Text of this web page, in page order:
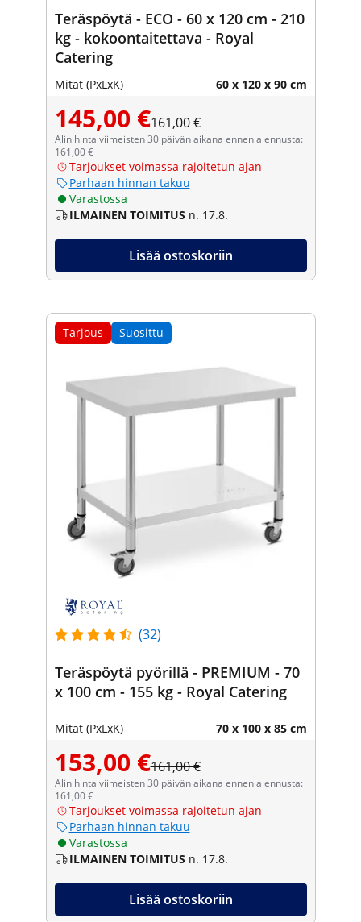
Teräspöytä - ECO - 60 x 120 cm - 210
kg - kokoontaitettava - Royal
Catering
Mitat (PxLxK) 60 x 120 x 90 cm
145,00 €161,00 €
Alin hinta viimeisten 30 päivän aikana ennen alennusta:
161,00 €
Tarjoukset voimassa rajoitetun ajan
Parhaan hinnan takuu
Varastossa
ILMAINEN TOIMITUS n. 17.8.
Lisää ostoskoriin
Tarjous Suosittu
(32)
Teräspöytä pyörillä - PREMIUM - 70
x 100 cm - 155 kg - Royal Catering
Mitat (PxLxK) 70 x 100 x 85 cm
153,00 €161,00 €
Alin hinta viimeisten 30 päivän aikana ennen alennusta:
161,00 €
Tarjoukset voimassa rajoitetun ajan
Parhaan hinnan takuu
Varastossa
ILMAINEN TOIMITUS n. 17.8.
Lisää ostoskoriin